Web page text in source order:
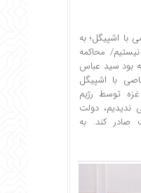
با اشپیگل؛ به
محاکمه
بود سید عباس
با اشپیگل
نفر در غزه توسط رژیم
ندیدیم، دولت
صادر کند. به